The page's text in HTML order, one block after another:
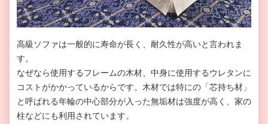
高級ソファは一般的に寿命が長く、耐久性が高いと言われま
す。
なぜなら使用するフレームの木材、中身に使用するウレタンに
コストがかかっているからです。木材では特にの「芯持ち材」
と呼ばれる年輪の中心部分が入った無垢材は強度が高く、家の
柱などにも利用されています。